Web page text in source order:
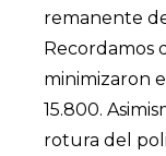
remanente
Recordamos
minimizaron
15.800.
rotura del